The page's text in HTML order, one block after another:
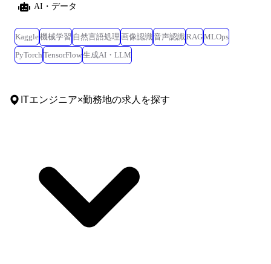
AI・データ
Kaggle機械学習 自然言語処理 画像認識 音声認識 RAGMLOps
PyTorch TensorFlow生成AI・LLM
ITエンジニア×勤務地の求人を探す